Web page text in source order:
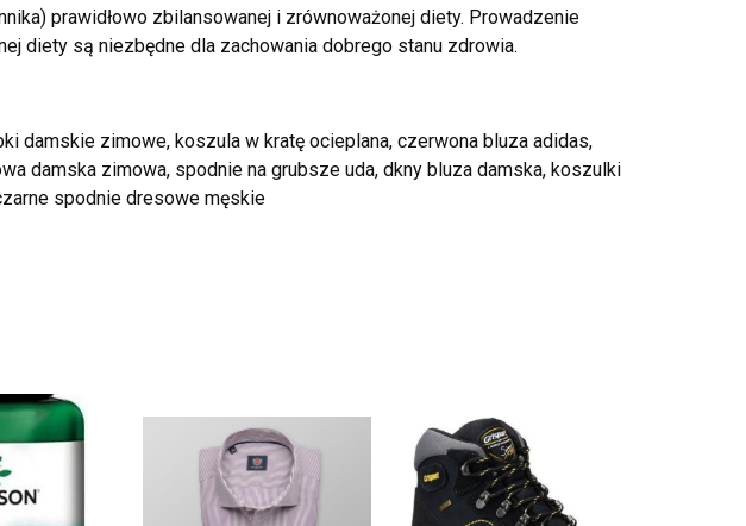
prawidłowo zbilansowanej i zrównoważonej diety. Prowadzenie
diety są niezbędne dla zachowania dobrego stanu zdrowia.
damskie zimowe, koszula w kratę ocieplana, czerwona bluza adidas,
damska zimowa, spodnie na grubsze uda, dkny bluza damska, koszulki
spodnie dresowe męskie